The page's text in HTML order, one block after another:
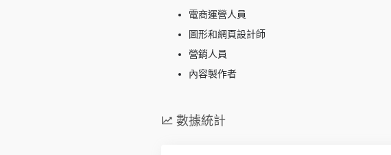
電商運營人員
圖形和網頁設計師
營銷人員
內容製作者
數據統計